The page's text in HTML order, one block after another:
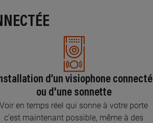
d’un visiophone connecté
ou d'une sonnette
Voir en temps réel qui sonne à votre porte
c’est maintenant possible, même à des